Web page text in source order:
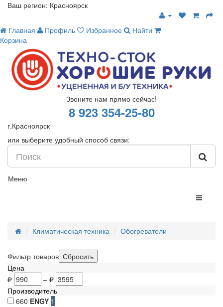
Ваш регион: Красноярск
Главная Профиль Избранное
Найти
Корзина
Звоните нам прямо сейчас!
8 923 354-25-80
г.Красноярск
или выберите удобный способ связи:
Меню
Климатическая техника Обогреватели
Фильтр товаров
Цена
–
Производитель
660 ENGY 1